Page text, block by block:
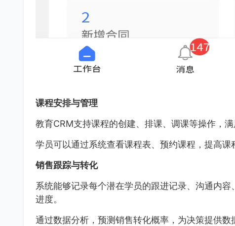
课程安排与管理
教育CRM支持课程的创建、排课、调课等操作，满
学员可以通过系统查看课程表、预约课程，提高课
销售跟踪与转化
系统能够记录每个潜在学员的跟进记录、沟通内
进度。
通过数据分析，预测销售转化概率，为决策提供数